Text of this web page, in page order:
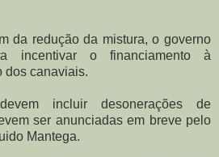
da redução da mistura, o governo
incentivar o financiamento à
dos canaviais.
incluir desonerações de
ser anunciadas em breve pelo
Mantega.